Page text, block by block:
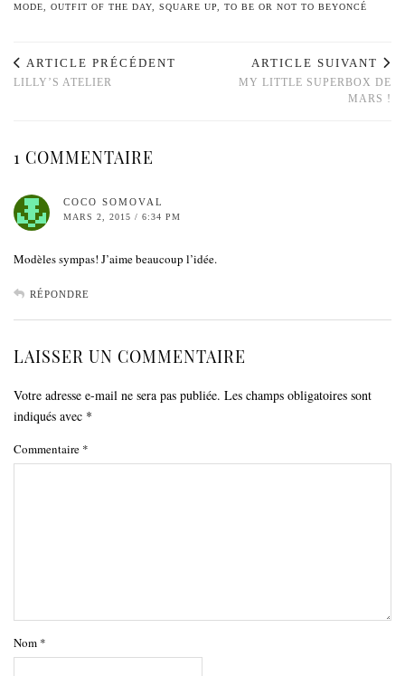
MODE
OUTFIT OF THE DAY SQUARE UP TO BE OR NOT TO BEYONCÉ
ARTICLE PRÉCÉDENT
LILLY’S ATELIER
ARTICLE SUIVANT
MY LITTLE SUPERBOX DE
MARS !
1 COMMENTAIRE
COCO SOMOVAL
MARS 2, 2015 / 6:34 PM
Modèles sympas! J’aime beaucoup l’idée.
RÉPONDRE
LAISSER UN COMMENTAIRE
Votre adresse e-mail ne sera pas publiée. Les champs obligatoires sont
indiqués avec *
Commentaire *
Nom *